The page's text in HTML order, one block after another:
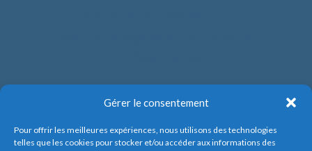
Gérer le consentement
Pour offrir les meilleures expériences, nous utilisons des technologies
telles que les cookies pour stocker et/ou accéder aux informations des